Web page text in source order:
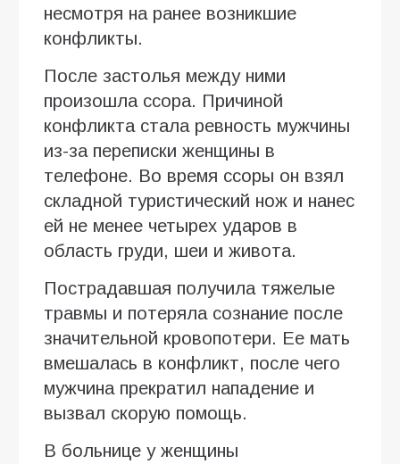
несмотря на ранее возникшие
конфликты.
После застолья между ними
произошла ссора. Причиной
конфликта стала ревность мужчины
из-за переписки женщины в
телефоне. Во время ссоры он взял
складной туристический нож и нанес
ей не менее четырех ударов в
область груди, шеи и живота.
Пострадавшая получила тяжелые
травмы и потеряла сознание после
значительной кровопотери. Ее мать
вмешалась в конфликт, после чего
мужчина прекратил нападение и
вызвал скорую помощь.
В больнице у женщины